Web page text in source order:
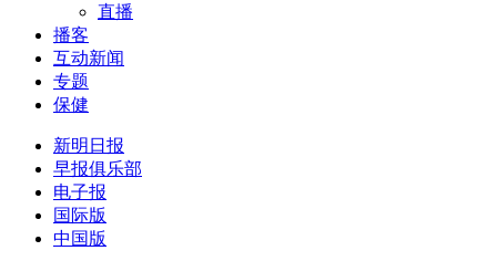
直播
播客
互动新闻
专题
保健
新明日报
早报俱乐部
电子报
国际版
中国版